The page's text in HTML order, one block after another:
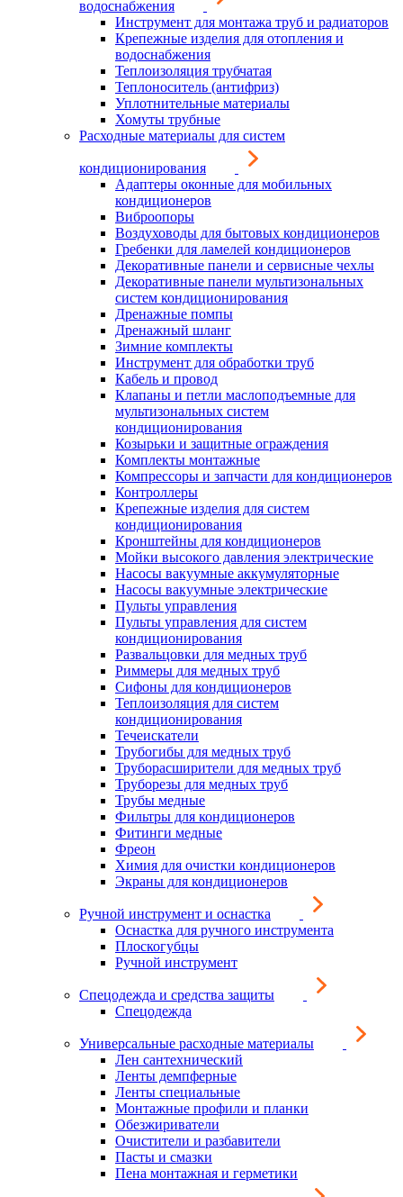
водоснабжения
Инструмент для монтажа труб и радиаторов
Крепежные изделия для отопления и
водоснабжения
Теплоизоляция трубчатая
Теплоноситель (антифриз)
Уплотнительные материалы
Хомуты трубные
Расходные материалы для систем
кондиционирования
Адаптеры оконные для мобильных
кондиционеров
Виброопоры
Воздуховоды для бытовых кондиционеров
Гребенки для ламелей кондиционеров
Декоративные панели и сервисные чехлы
Декоративные панели мультизональных
систем кондиционирования
Дренажные помпы
Дренажный шланг
Зимние комплекты
Инструмент для обработки труб
Кабель и провод
Клапаны и петли маслоподъемные для
мультизональных систем
кондиционирования
Козырьки и защитные ограждения
Комплекты монтажные
Компрессоры и запчасти для кондиционеров
Контроллеры
Крепежные изделия для систем
кондиционирования
Кронштейны для кондиционеров
Мойки высокого давления электрические
Насосы вакуумные аккумуляторные
Насосы вакуумные электрические
Пульты управления
Пульты управления для систем
кондиционирования
Развальцовки для медных труб
Риммеры для медных труб
Сифоны для кондиционеров
Теплоизоляция для систем
кондиционирования
Течеискатели
Трубогибы для медных труб
Труборасширители для медных труб
Труборезы для медных труб
Трубы медные
Фильтры для кондиционеров
Фитинги медные
Фреон
Химия для очистки кондиционеров
Экраны для кондиционеров
Ручной инструмент и оснастка
Оснастка для ручного инструмента
Плоскогубцы
Ручной инструмент
Спецодежда и средства защиты
Спецодежда
Универсальные расходные материалы
Лен сантехнический
Ленты демпферные
Ленты специальные
Монтажные профили и планки
Обезжириватели
Очистители и разбавители
Пасты и смазки
Пена монтажная и герметики